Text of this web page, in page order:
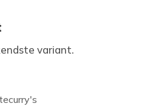
variant.